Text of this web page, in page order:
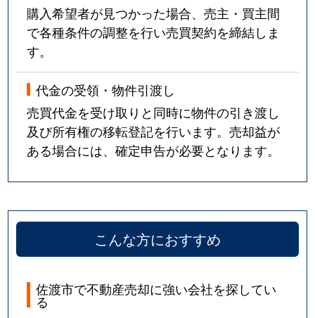
購入希望者が見つかった場合、売主・買主間
で各種条件の調整を行い売買契約を締結しま
す。
代金の受領・物件引渡し
売買代金を受け取りと同時に物件の引き渡し
及び所有権の移転登記を行います。売却益が
ある場合には、確定申告が必要となります。
こんな方におすすめ
佐渡市で不動産売却に強い会社を探してい
る